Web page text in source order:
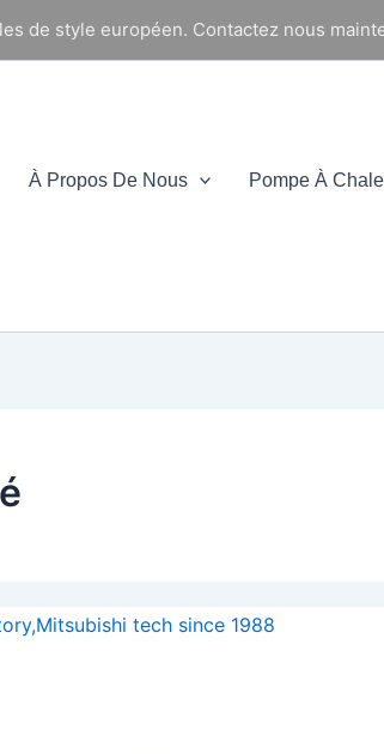
de style européen. Contactez nous
À Propos De Nous
Pompe À